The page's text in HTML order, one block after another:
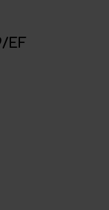
EF